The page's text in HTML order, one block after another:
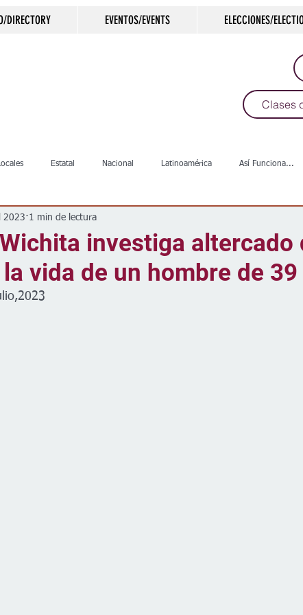
DIRECTORY EVENTOS/EVENTS ELECCIONES/
Clases
Estatal Nacional Latinoamérica Así Funciona...
Salud Arte & Cultura
Escuelas Calles Desamparados Carreteras
investiga altercado
vida de un hombre de
2023 1 min de lectura